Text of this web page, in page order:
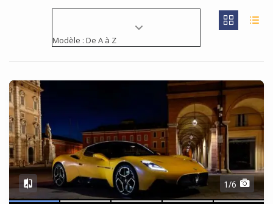
Modèle : De A à Z
1/6